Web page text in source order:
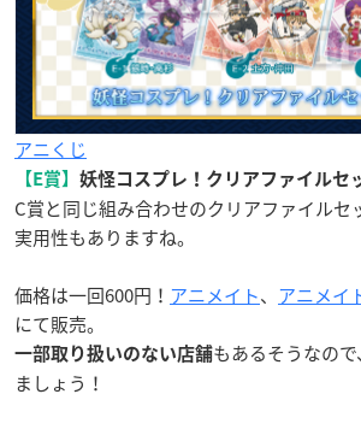
アニくじ
【E賞】 妖怪コスプレ！クリアファイルセ
C賞と同じ組み合わせのクリアファイルセ
実用性もありますね。
価格は一回600円！ アニメイト、 アニメイ
にて販売。
一部取り扱いのない店舗もあるそうなの
ましょう！